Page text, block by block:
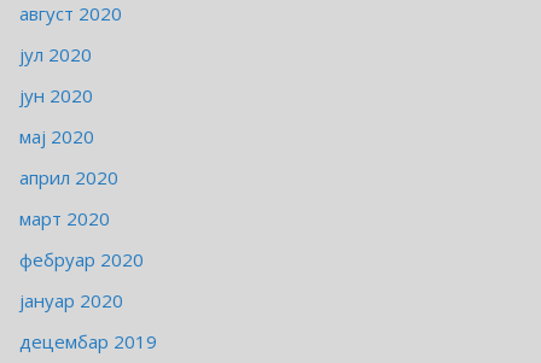
август 2020
јул 2020
јун 2020
мај 2020
април 2020
март 2020
фебруар 2020
јануар 2020
децембар 2019